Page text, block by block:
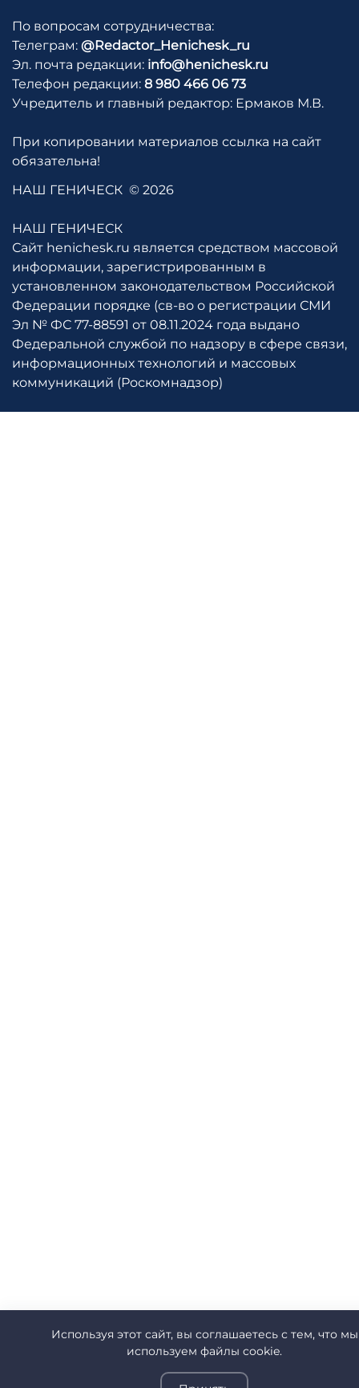
Используя этот сайт, вы соглашаетесь с тем, что мы
используем файлы cookie.
По вопросам сотрудничества:
Телеграм: @Redactor_Henichesk_ru
Эл. почта редакции: info@henichesk.ru
Телефон редакции: 8 980 466 06 73
Учредитель и главный редактор: Ермаков М.В.
При копировании материалов ссылка на сайт
обязательна!
НАШ ГЕНИЧЕСК © 2026
НАШ ГЕНИЧЕСК
Сайт henichesk.ru является средством массовой
информации, зарегистрированным в
установленном законодательством Российской
Федерации порядке (св-во о регистрации СМИ
Эл № ФС 77-88591 от 08.11.2024 года выдано
Федеральной службой по надзору в сфере связи,
информационных технологий и массовых
коммуникаций (Роскомнадзор)